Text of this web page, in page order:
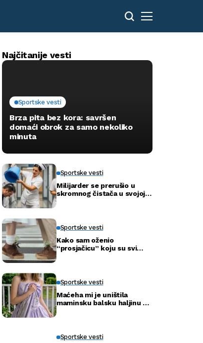
Najčitanije vesti
Sportske vesti
Brza pita bez kora: savršen
domaći obrok za samo nekoliko
minuta
Sportske vesti
Milijarder se prerušio u
skromnog čistača u svojoj
Sportske vesti
Kako sam oženio
“prosjačicu” koju su svi
Sportske vesti
Maćeha mi je uništila
maminsku balsku haljinu —
Sportske vesti